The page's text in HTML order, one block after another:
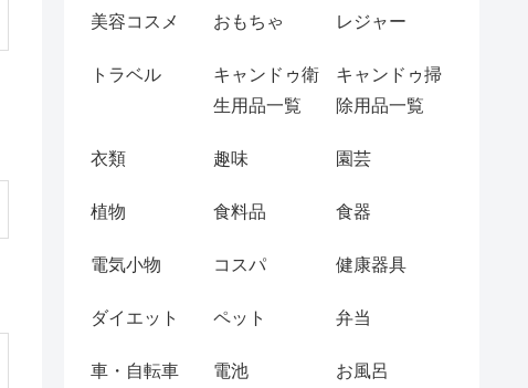
美容コスメ おもちゃ レジャー
トラベル
キャンドゥ衛
生用品一覧
キャンドゥ掃
除用品一覧
衣類 趣味 園芸
植物 食料品 食器
電気小物 コスパ 健康器具
ダイエット ペット 弁当
車・自転車 電池 お風呂